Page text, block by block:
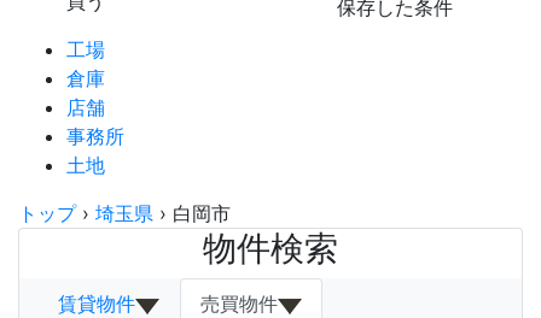
工場
倉庫
店舗
事務所
土地
保存した条件
トップ› 埼玉県 › 白岡市
物件検索
賃貸物件 売買物件